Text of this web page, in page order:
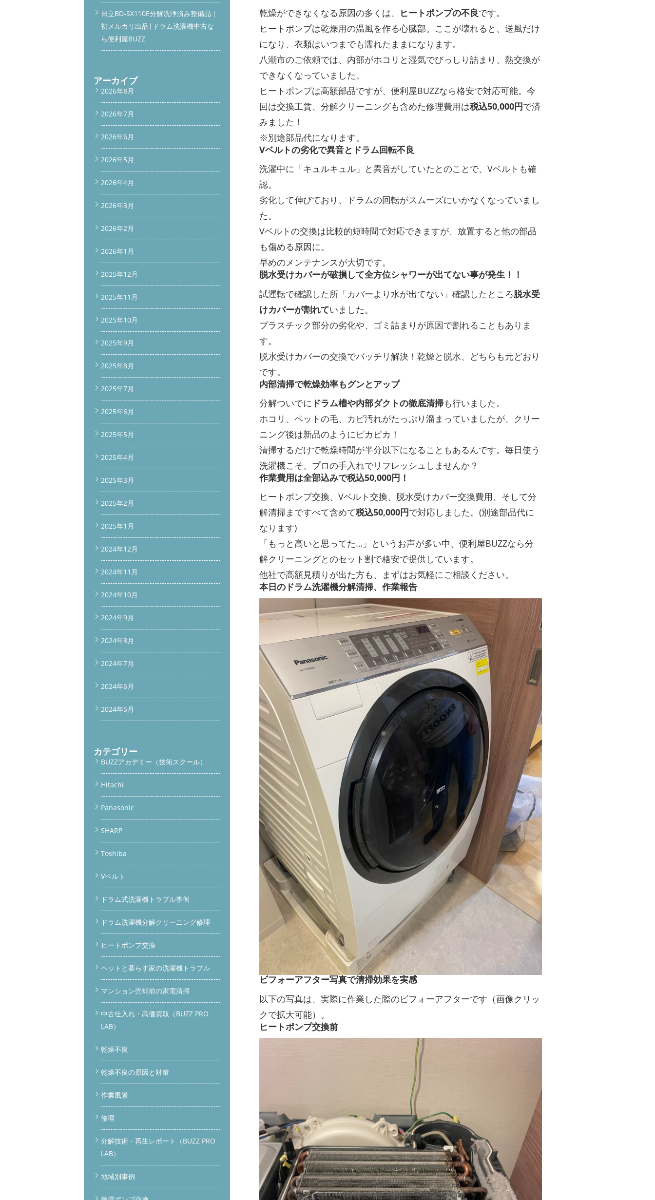
乾燥ができなくなる原因の多くは、
ヒートポンプの不良です。
ヒートポンプは乾燥用の温風を作る心臓部。ここが壊れると、送風だけ
になり、衣類はいつまでも濡れたままになります。
八潮市のご依頼では、内部がホコリと湿気でびっしり詰まり、熱交換が
できなくなっていました。
ヒートポンプは高額部品ですが、便利屋BUZZなら格安で対応可能。今
回は交換工賃、分解クリーニングも含めた修理費用は税込50,000円で済
みました！
※別途部品代になります。
Vベルトの劣化で異音とドラム回転不良
洗濯中に「キュルキュル」と異音がしていたとのことで、Vベルトも確
認。
劣化して伸びており、ドラムの回転がスムーズにいかなくなっていまし
た。
Vベルトの交換は比較的短時間で対応できますが、放置すると他の部品
も傷める原因に。
早めのメンテナンスが大切です。
脱水受けカバーが破損して全方位シャワーが出てない事が発生！！
試運転で確認した所「カバーより水が出てない」確認したところ脱水受
けカバーが割れていました。
プラスチック部分の劣化や、ゴミ詰まりが原因で割れることもありま
す。
脱水受けカバーの交換でバッチリ解決！乾燥と脱水、どちらも元どおり
です。
内部清掃で乾燥効率もグンとアップ
分解ついでに ドラム槽や内部ダクトの徹底清掃も行いました。
ホコリ、ペットの毛、カビ汚れがたっぷり溜まっていましたが、クリー
ニング後は新品のようにピカピカ！
清掃するだけで乾燥時間が半分以下になることもあるんです。毎日使う
洗濯機こそ、プロの手入れでリフレッシュしませんか？
作業費用は全部込みで税込50,000円！
ヒートポンプ交換、Vベルト交換、脱水受けカバー交換費用、そして分
解清掃まですべて含めて税込50,000円で対応しました。(別途部品代に
なります)
「もっと高いと思ってた…」というお声が多い中、便利屋BUZZなら分
解クリーニングとのセット割で格安で提供しています。
他社で高額見積りが出た方も、まずはお気軽にご相談ください。
本日のドラム洗濯機分解清掃、作業報告
ビフォーアフター写真で清掃効果を実感
以下の写真は、実際に作業した際のビフォーアフターです（画像クリッ
クで拡大可能）。
ヒートポンプ交換前
日立BD-SX110E分解洗浄済み整備品｜
初メルカリ出品|ドラム洗濯機中古な
ら便利屋BUZZ
アーカイブ
2026年8月
2026年7月
2026年6月
2026年5月
2026年4月
2026年3月
2026年2月
2026年1月
2025年12月
2025年11月
2025年10月
2025年9月
2025年8月
2025年7月
2025年6月
2025年5月
2025年4月
2025年3月
2025年2月
2025年1月
2024年12月
2024年11月
2024年10月
2024年9月
2024年8月
2024年7月
2024年6月
2024年5月
カテゴリー
BUZZアカデミー（技術スクール）
Hitachi
Panasonic
SHARP
Toshiba
Vベルト
ドラム式洗濯機トラブル事例
ドラム洗濯機分解クリーニング修理
ヒートポンプ交換
ペットと暮らす家の洗濯機トラブル
マンション売却前の家電清掃
中古仕入れ・高価買取（BUZZ PRO
LAB）
乾燥不良
乾燥不良の原因と対策
作業風景
修理
分解技術・再生レポート（BUZZ PRO
LAB）
地域別事例